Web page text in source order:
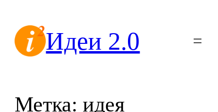
содержимомуИдеи 2.0
Метка:идея